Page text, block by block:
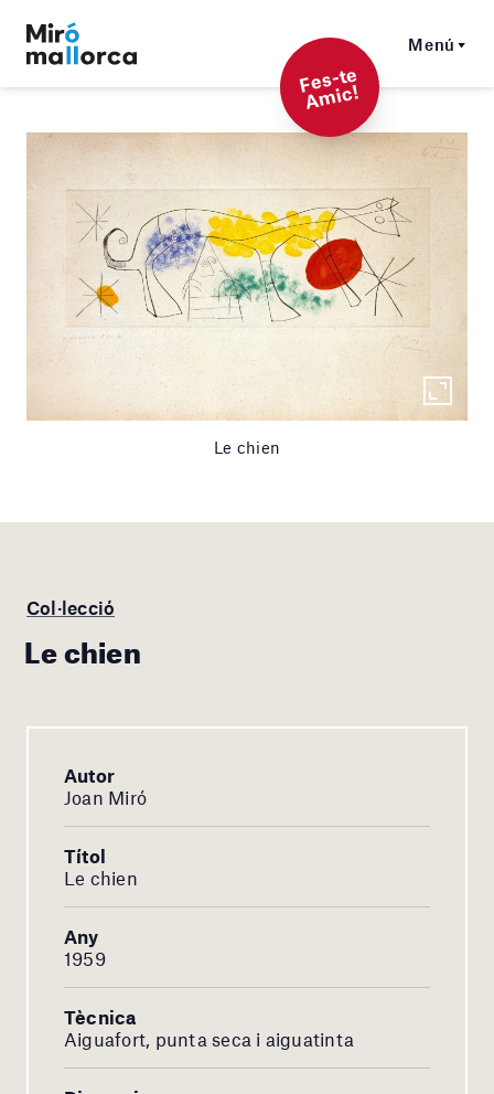
Menú
F
es-t
e
A
mi
c!
Le chien
Col·lecció
Le chien
Autor
Joan Miró
Títol
Le chien
Any
1959
Tècnica
Aiguafort, punta seca i aiguatinta